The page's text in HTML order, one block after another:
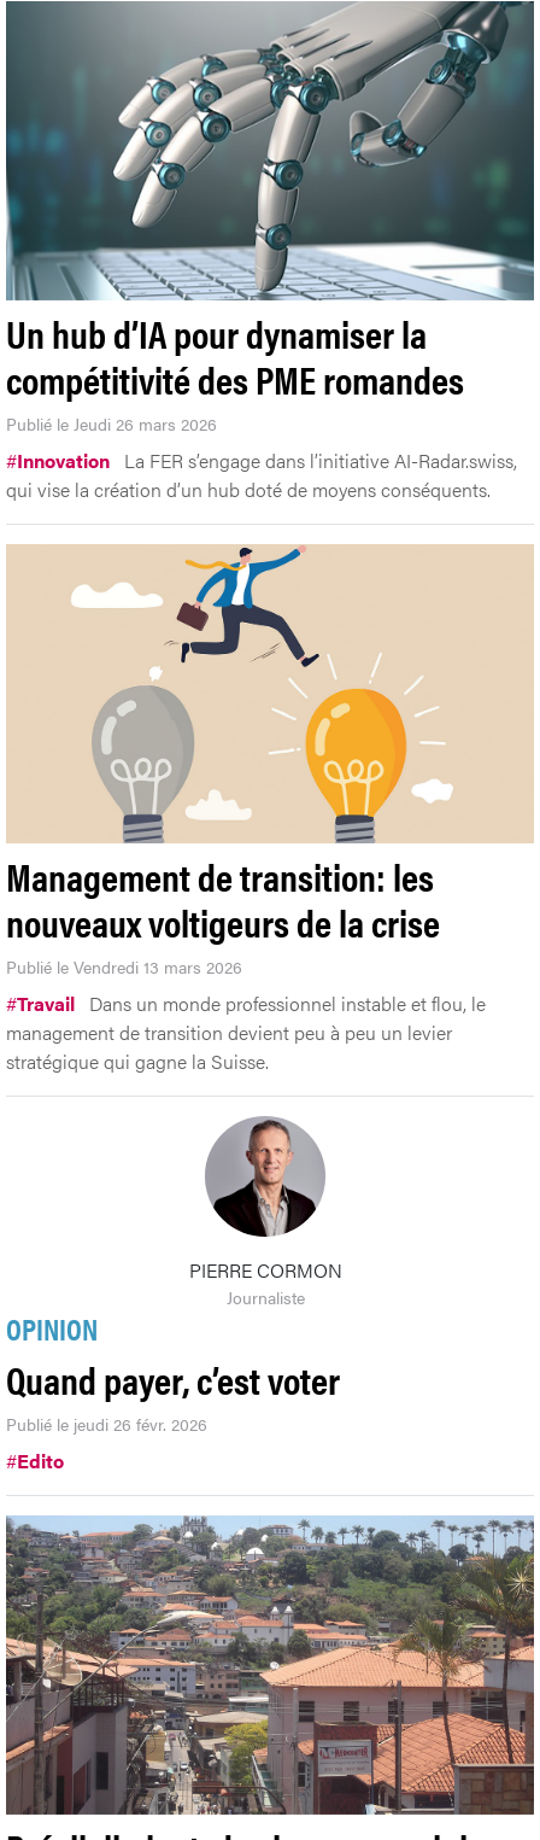
Un hub d’IA pour dynamiser la
compétitivité des PME romandes
Publié le Jeudi 26 mars 2026
#Innovation La FER s’engage dans l’initiative AI-Radar.swiss,
qui vise la création d’un hub doté de moyens conséquents.
Management de transition: les
nouveaux voltigeurs de la crise
Publié le Vendredi 13 mars 2026
#Travail Dans un monde professionnel instable et flou, le
management de transition devient peu à peu un levier
stratégique qui gagne la Suisse.
PIERRE CORMON
Journaliste
OPINION
Quand payer, c’est voter
Publié le jeudi 26 févr. 2026
#Edito